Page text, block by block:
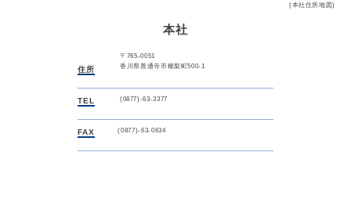
(本社住所地図)
本社
住所
〒765-0051
香川県善通寺市櫛梨町500-1
TEL (0877)-63-3377
FAX (0877)-63-0634